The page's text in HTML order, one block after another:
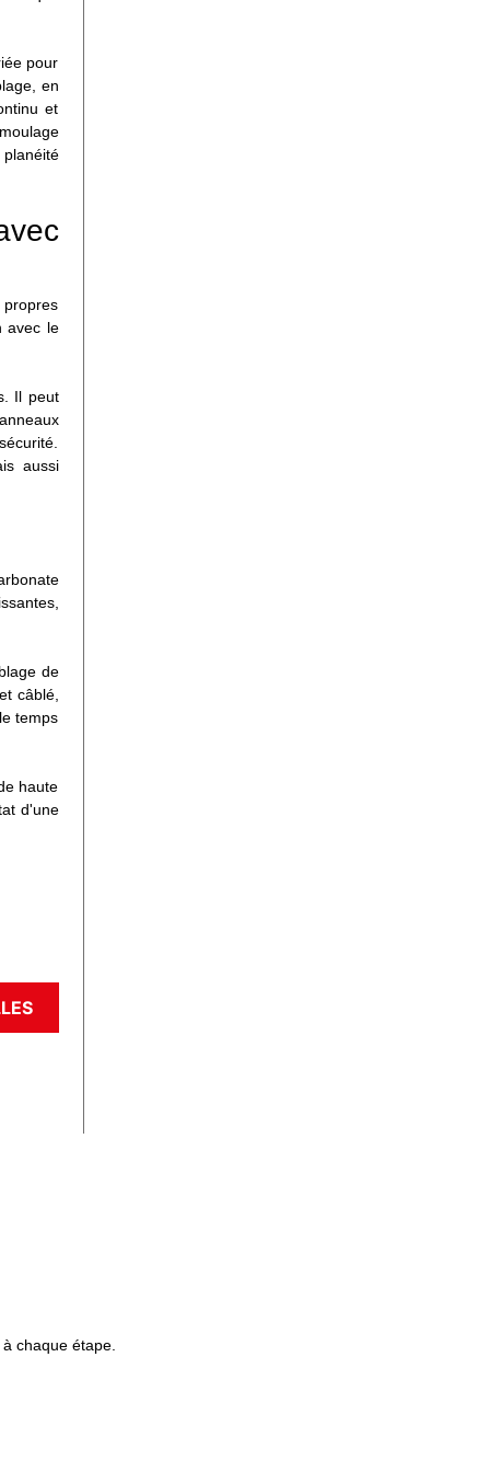
pour
en
et
avec le
Il peut
aussi
de
câblé,
temps
haute
d'une
chaque étape.